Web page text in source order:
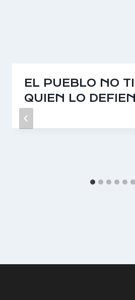
EL PUEBLO NO
QUIEN LO